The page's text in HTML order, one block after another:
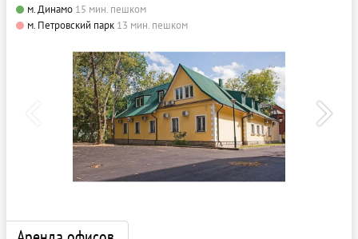
м. Динамо 15 мин. пешком
м. Петровский парк 13 мин. пешком